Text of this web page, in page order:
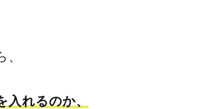
、
入れるのか、